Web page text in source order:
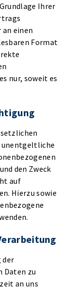
Ihrer
einen
Format
nur, soweit es
unentgeltliche
den Zweck
auf
Hierzu sowie
der
Daten zu
an uns